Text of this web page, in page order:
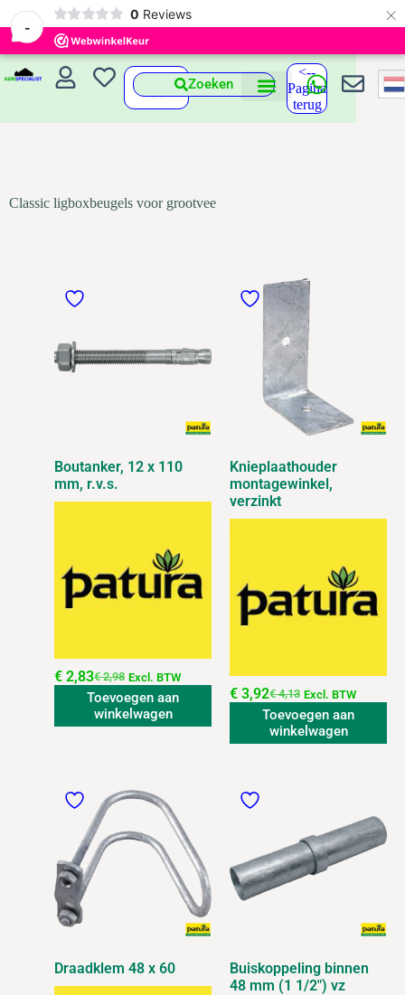
-
0 Reviews ×
Zoeken
<--
Pagina
terug
Classic ligboxbeugels voor grootvee
Boutanker, 12 x 110
mm, r.v.s.
€2,98
€ 2,83 Excl. BTW
Toevoegen aan
winkelwagen
Knieplaathouder
montagewinkel,
verzinkt
€4,13
€ 3,92 Excl. BTW
Toevoegen aan
winkelwagen
Draadklem 48 x 60
Buiskoppeling binnen
48 mm (1 1/2″) vz